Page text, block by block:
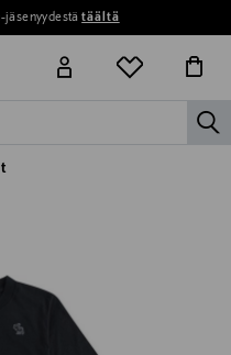
jäsenyydestätäältä